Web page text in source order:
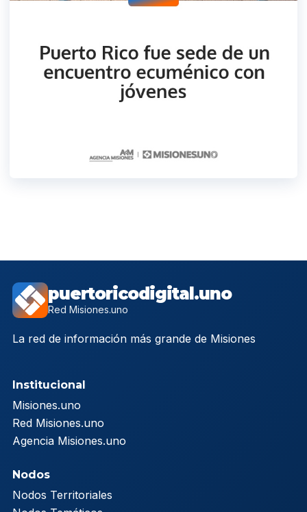
puertoricodigital.uno
Red Misiones.uno
La red de información más grande de Misiones
Institucional
Misiones.uno
Red Misiones.uno
Agencia Misiones.uno
Nodos
Nodos Territoriales